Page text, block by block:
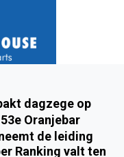
dagzege op
Oranjebar
de leiding
Ranking valt ten